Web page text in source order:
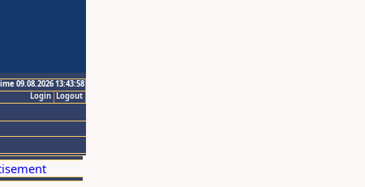
09.08.2026 13:43:58
Logout
Login